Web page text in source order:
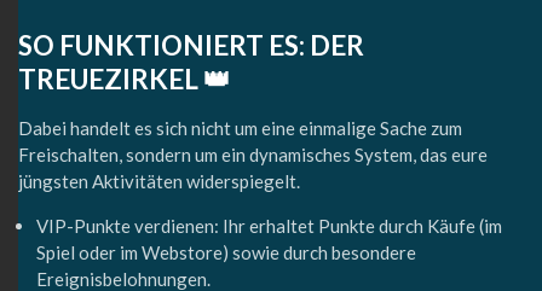
SO FUNKTIONIERT ES: DER
TREUEZIRKEL 👑
Dabei handelt es sich nicht um eine einmalige Sache zum
Freischalten, sondern um ein dynamisches System, das eure
jüngsten Aktivitäten widerspiegelt.
VIP-Punkte verdienen: Ihr erhaltet Punkte durch Käufe (im
Spiel oder im Webstore) sowie durch besondere
Ereignisbelohnungen.